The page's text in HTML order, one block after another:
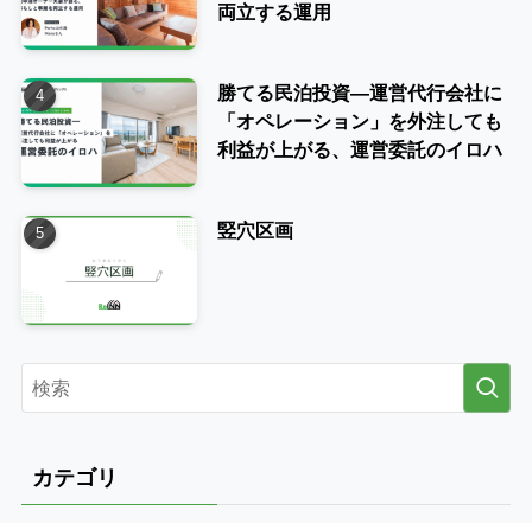
両立する運用
勝てる民泊投資―運営代行会社に
「オペレーション」を外注しても
利益が上がる、運営委託のイロハ
竪穴区画
カテゴリ